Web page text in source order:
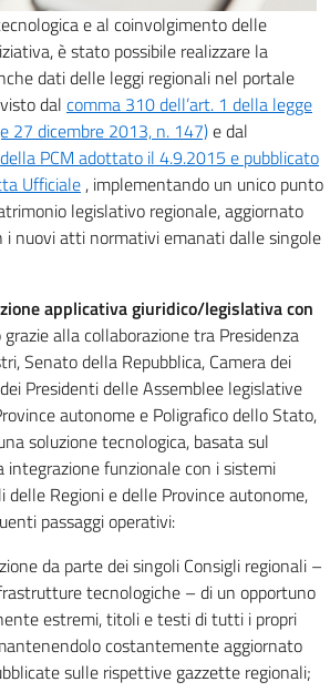
e al coinvolgimento delle
è stato possibile realizzare la
dati delle leggi regionali nel portale
dal comma 310 dell’art. 1 della legge
27 dicembre 2013, n. 147)e dal
PCM adottato il 4.9.2015 e pubblicato
Ufficiale , implementando un unico punto
legislativo regionale, aggiornato
nuovi atti normativi emanati dalle singole
applicativa giuridico/legislativa con
grazie alla collaborazione tra Presidenza
Senato della Repubblica, Camera dei
Presidenti delle Assemblee legislative
autonome e Poligrafico dello Stato,
soluzione tecnologica, basata sul
integrazione funzionale con i sistemi
delle Regioni e delle Province autonome,
passaggi operativi:
da parte dei singoli Consigli regionali –
tecnologiche – di un opportuno
estremi, titoli e testi di tutti i propri
costantemente aggiornato
sulle rispettive gazzette regionali;